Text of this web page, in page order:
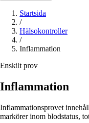
Startsida
/
Hälsokontroller
/
Inflammation
Enskilt prov
Inflammation
Inflammationsprovet
markörer inom blodstatus,